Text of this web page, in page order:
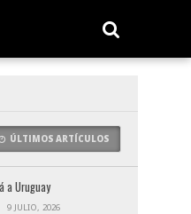
ÚLTIMOS ARTÍCULOS
a Uruguay
9 JULIO, 2026